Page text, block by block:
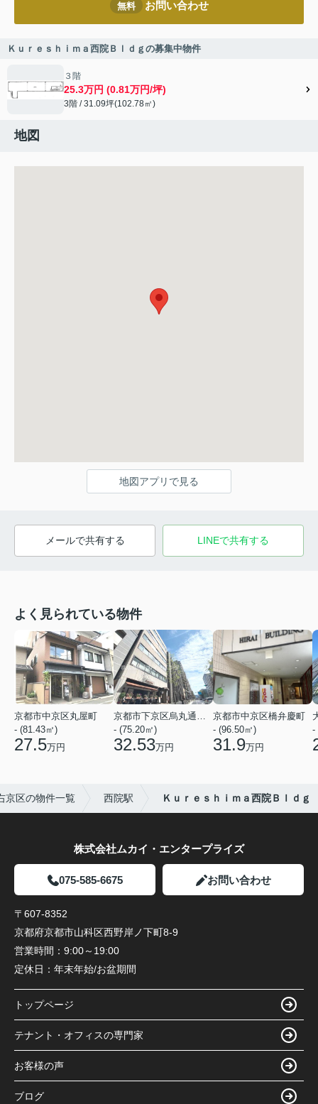
無料 お問い合わせ
Ｋｕｒｅｓｈｉｍａ西院Ｂｌｄｇの募集中物件
３階
25.3万円 (0.81万円/坪)
3階 / 31.09坪(102.78㎡)
地図
地図アプリで見る
メールで共有する LINEで共有する
よく見られている物件
京都市中京区丸屋町
- (81.43㎡)
27.5万円
京都市下京区烏丸通五条上る五条烏丸町
- (75.20㎡)
32.53万円
京都市中京区橋弁慶町
- (96.50㎡)
31.9万円
-
京区の物件一覧 西院駅 Ｋｕｒｅｓｈｉｍａ西院Ｂｌｄｇ
株式会社ムカイ・エンタープライズ
075-585-6675 お問い合わせ
〒607-8352
京都府京都市山科区西野岸ノ下町8-9
営業時間： 9:00～19:00
定休日： 年末年始/お盆期間
トップページ
テナント・オフィスの専門家
お客様の声
ブログ